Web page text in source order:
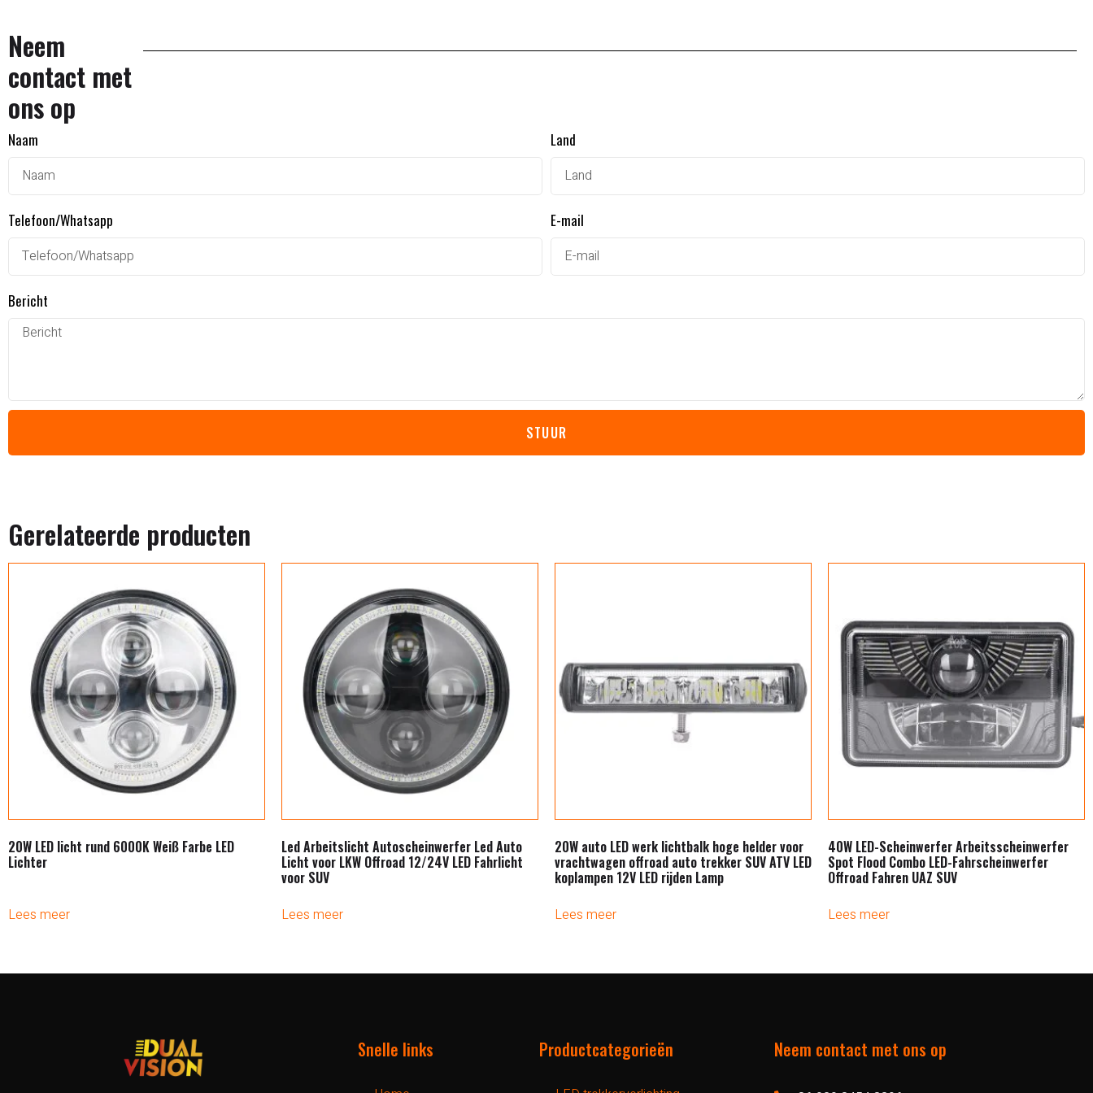
Neem
contact met
ons op
Naam Land
Telefoon/Whatsapp E-mail
Bericht
STUUR
Gerelateerde producten
20W LED licht rund 6000K Weiß Farbe LED
Lichter
Lees meer
Led Arbeitslicht Autoscheinwerfer Led Auto
Licht voor LKW Offroad 12/24V LED Fahrlicht
voor SUV
Lees meer
20W auto LED werk lichtbalk hoge helder voor
vrachtwagen offroad auto trekker SUV ATV LED
koplampen 12V LED rijden Lamp
Lees meer
40W LED-Scheinwerfer Arbeitsscheinwerfer
Spot Flood Combo LED-Fahrscheinwerfer
Offroad Fahren UAZ SUV
Lees meer
Snelle links Productcategorieën Neem contact met ons op